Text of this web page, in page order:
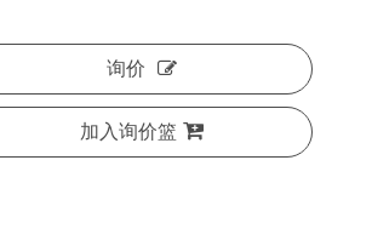
询价
加入询价篮